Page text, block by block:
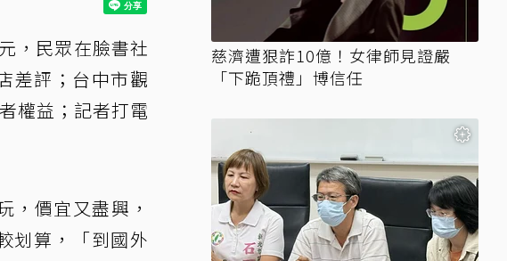
，民眾在臉書社
差評；台中市觀
權益；記者打電
，價宜又盡興，
划算，「到國外
慈濟遭狠詐10億！女律師見證嚴
「下跪頂禮」博信任